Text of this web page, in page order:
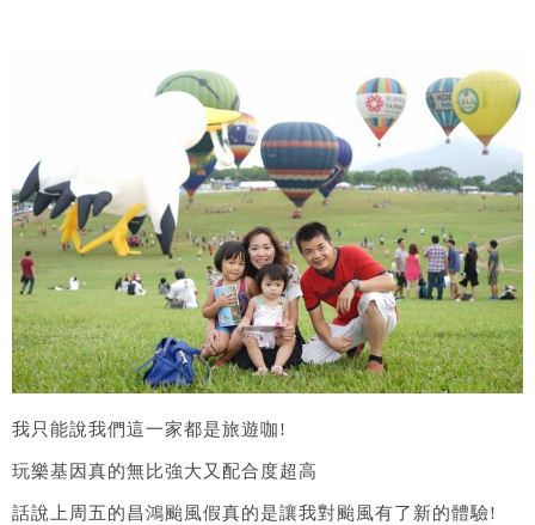
我只能說我們這一家都是旅遊咖!
玩樂基因真的無比強大又配合度超高
話說上周五的昌鴻颱風假真的是讓我對颱風有了新的體驗!